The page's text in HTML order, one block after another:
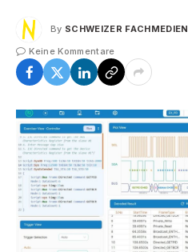
By SCHWEIZER FACHMEDIEN
Keine Kommentare